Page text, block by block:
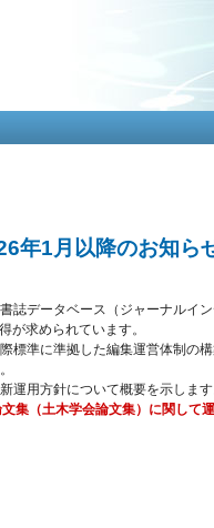
年1月以降のお知ら
データベース（ジャーナルイン
が求められています。
標準に準拠した編集運営体制の
運用方針について概要を示します
集（土木学会論文集）に関して